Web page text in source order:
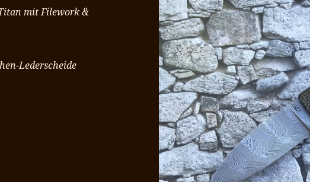
mit Filework &
Lederscheide